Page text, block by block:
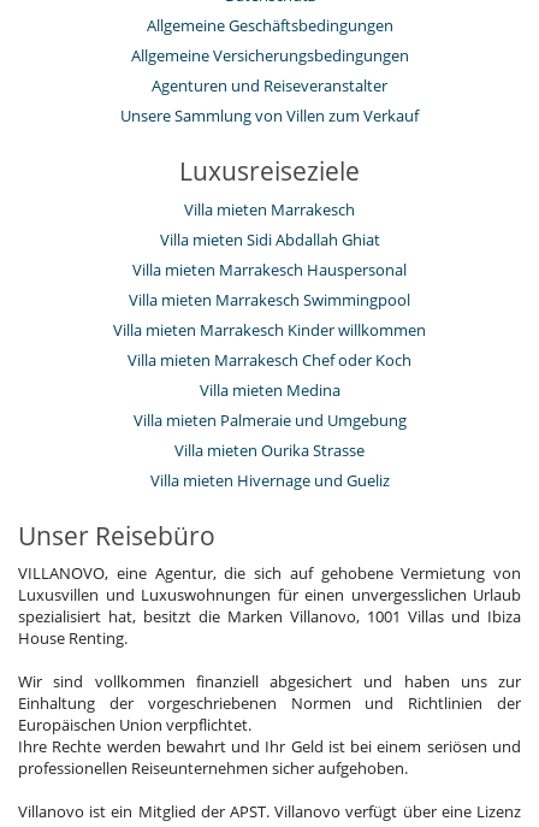
Allgemeine Geschäftsbedingungen
Allgemeine Versicherungsbedingungen
Agenturen und Reiseveranstalter
Unsere Sammlung von Villen zum Verkauf
Luxusreiseziele
Villa mieten Marrakesch
Villa mieten Sidi Abdallah Ghiat
Villa mieten Marrakesch Hauspersonal
Villa mieten Marrakesch Swimmingpool
Villa mieten Marrakesch Kinder willkommen
Villa mieten Marrakesch Chef oder Koch
Villa mieten Medina
Villa mieten Palmeraie und Umgebung
Villa mieten Ourika Strasse
Villa mieten Hivernage und Gueliz
Unser Reisebüro
VILLANOVO, eine Agentur, die sich auf gehobene Vermietung von
Luxusvillen und Luxuswohnungen für einen unvergesslichen Urlaub
spezialisiert hat, besitzt die Marken Villanovo, 1001 Villas und Ibiza
House Renting.
Wir sind vollkommen finanziell abgesichert und haben uns zur
Einhaltung der vorgeschriebenen Normen und Richtlinien der
Europäischen Union verpflichtet.
Ihre Rechte werden bewahrt und Ihr Geld ist bei einem seriösen und
professionellen Reiseunternehmen sicher aufgehoben.
Villanovo ist ein Mitglied der APST. Villanovo verfügt über eine Lizenz